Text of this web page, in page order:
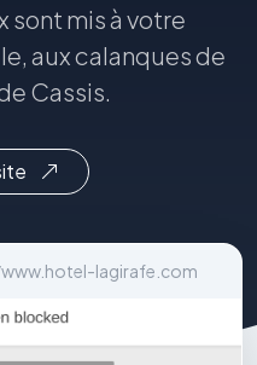
sont mis à votre
aux calanques de
Cassis.
lagirafe.com